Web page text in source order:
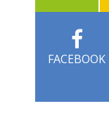
FACEBOOK